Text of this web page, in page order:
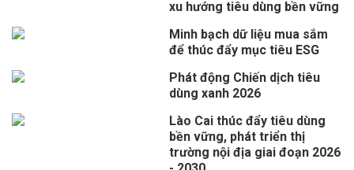
xu hướng tiêu dùng bền vững
Minh bạch dữ liệu mua sắm
để thúc đẩy mục tiêu ESG
Phát động Chiến dịch tiêu
dùng xanh 2026
Lào Cai thúc đẩy tiêu dùng
bền vững, phát triển thị
trường nội địa giai đoạn 2026